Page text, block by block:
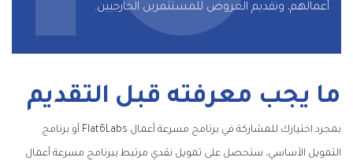
أعمالهم، وتقديم العروض للمستثمرين الخارجيين.
ما يجب معرفته قبل التقديم
بمجرد اختيارك للمشاركة في برنامج مسرعة أعمال Flat6Labs أو برنامج
التمويل الأساسي، ستحصل على تمويل نقدي مرتبط ببرنامج مسرعة أعمال